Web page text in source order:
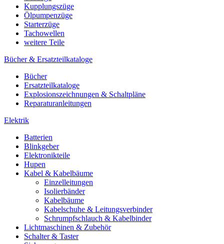
Kupplungszüge
Ölpumpenzüge
Starterzüge
Tachowellen
weitere Teile
Bücher & Ersatzteilkataloge
Bücher
Ersatzteilkataloge
Explosionszeichnungen & Schaltpläne
Reparaturanleitungen
Elektrik
Batterien
Blinkgeber
Elektronikteile
Hupen
Kabel & Kabelbäume
Einzelleitungen
Isolierbänder
Kabelbäume
Kabelschuhe & Leitungsverbinder
Schrumpfschlauch & Kabelbinder
Lichtmaschinen & Zubehör
Schalter & Taster